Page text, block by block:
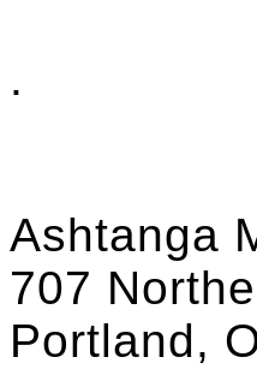
.
Ashtanga
707
Portland,